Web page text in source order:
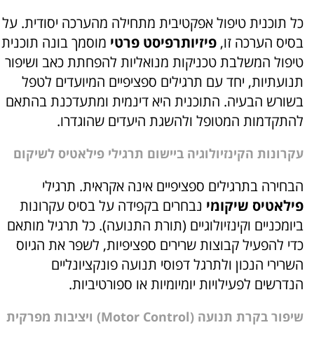
כל תוכנית טיפול אפקטיבית מתחילה מהערכה יסודית. על
בסיס הערכה זו, פיזיותרפיסט פרטי מוסמך בונה תוכנית
טיפול המשלבת טכניקות מנואליות להפחתת כאב ושיפור
תנועתיות, יחד עם תרגילים ספציפיים המיועדים לטפל
בשורש הבעיה. התוכנית היא דינמית ומתעדכנת בהתאם
להתקדמות המטופל ולהשגת היעדים שהוגדרו.
עקרונות הקינזיולוגיה ביישום תרגילי פילאטיס לשיקום
הבחירה בתרגילים ספציפיים אינה אקראית. תרגילי
פילאטיס שיקומי נבחרים בקפידה על בסיס עקרונות
ביומכניים וקינזיולוגיים (תורת התנועה). כל תרגיל מותאם
כדי להפעיל קבוצות שרירים ספציפיות, לשפר את הגיוס
השרירי הנכון ולתרגל דפוסי תנועה פונקציונליים
הנדרשים לפעילויות יומיומיות או ספורטיביות.
שיפור בקרת תנועה (Motor Control) ויציבות מפרקית